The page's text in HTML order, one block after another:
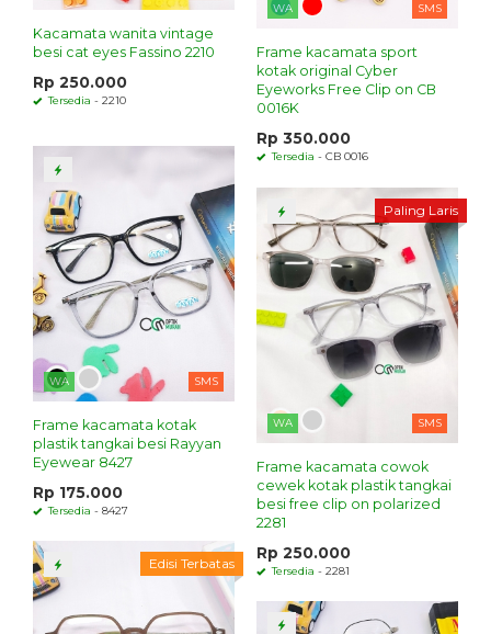
Kacamata wanita vintage
besi cat eyes Fassino 2210
Rp 250.000
Tersedia - 2210
WA SMS
Frame kacamata sport
kotak original Cyber
Eyeworks Free Clip on CB
0016K
Rp 350.000
Tersedia - CB 0016
WA SMS
Frame kacamata kotak
plastik tangkai besi Rayyan
Eyewear 8427
Rp 175.000
Tersedia - 8427
Paling Laris
WA SMS
Frame kacamata cowok
cewek kotak plastik tangkai
besi free clip on polarized
2281
Rp 250.000
Tersedia - 2281
Edisi Terbatas